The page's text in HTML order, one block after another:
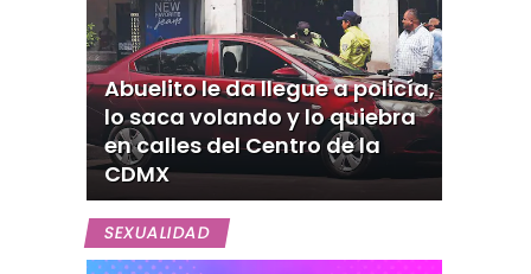
Abuelito le da llegue a policía,
lo saca volando y lo quiebra
en calles del Centro de la
CDMX
SEXUALIDAD